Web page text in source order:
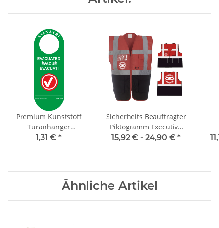
Premium Kunststoff
Türanhänger
Türmarkierer
1,31 € *
Sicherheits Beauftragter
Piktogramm Executive
Weste rot/schwarz mit
15,92 € - 24,90 € *
Ähnliche Artikel